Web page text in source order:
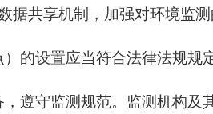
共享机制，加强对环境监测
的设置应当符合法律法规规
遵守监测规范。监测机构及